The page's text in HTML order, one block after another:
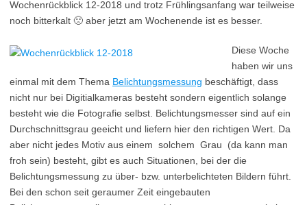
Wochenrückblick 12-2018 und trotz Frühlingsanfang war teilweise
noch bitterkalt 🙁 aber jetzt am Wochenende ist es besser.
Diese Woche
haben wir uns
einmal mit dem Thema Belichtungsmessung beschäftigt, dass
nicht nur bei Digitialkameras besteht sondern eigentlich solange
besteht wie die Fotografie selbst. Belichtungsmesser sind auf ein
Durchschnittsgrau geeicht und liefern hier den richtigen Wert. Da
aber nicht jedes Motiv aus einem solchem Grau (da kann man
froh sein) besteht, gibt es auch Situationen, bei der die
Belichtungsmessung zu über- bzw. unterbelichteten Bildern führt.
Bei den schon seit geraumer Zeit eingebauten